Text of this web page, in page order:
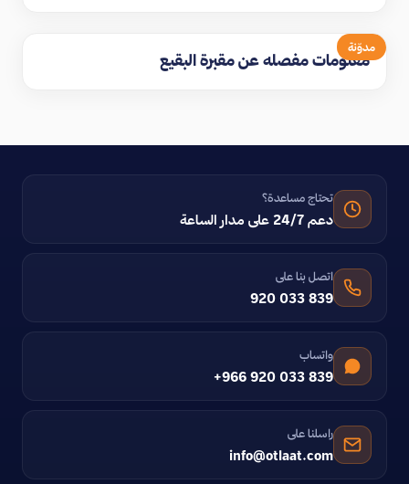
مدوّنة
معلومات مفصله عن مقبرة البقيع
تحتاج مساعدة؟
دعم 24/7 على مدار الساعة
اتصل بنا على
920 033 839
واتساب
+966 920 033 839
راسلنا على
info@otlaat.com